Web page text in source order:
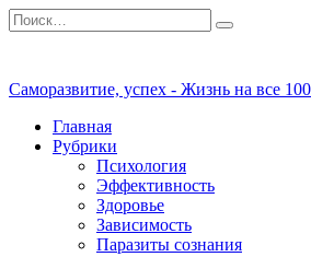
Перейти
к
Search
for:
Саморазвитие, успех - Жизнь на все
Главная
Рубрики
Психология
Эффективность
Здоровье
Зависимость
Паразиты сознания